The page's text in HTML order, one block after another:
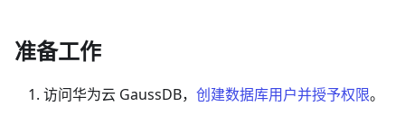
准备工作
访问华为云 GaussDB， 创建数据库用户并授予权限。